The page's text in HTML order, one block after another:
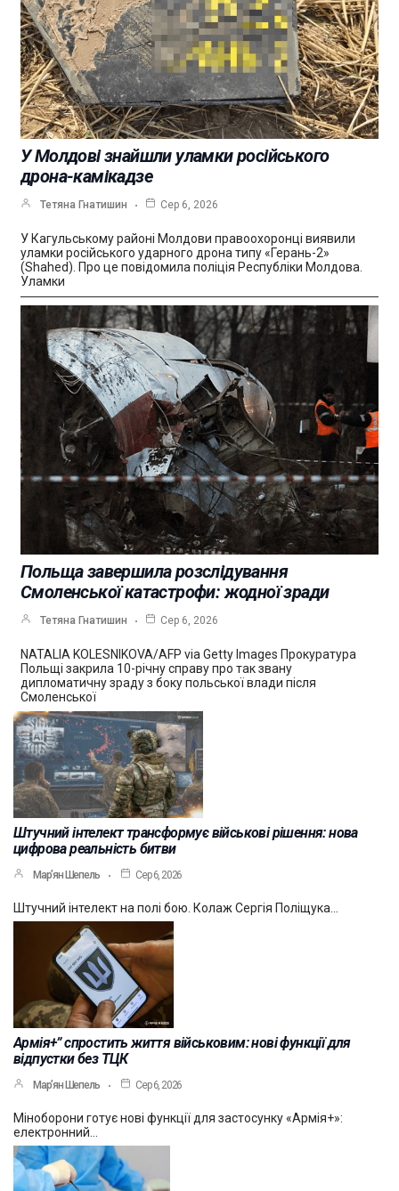
У Молдові знайшли уламки російського
дрона-камікадзе
Тетяна Гнатишин Сер 6, 2026
У Кагульському районі Молдови правоохоронці виявили
уламки російського ударного дрона типу «Герань-2»
(Shahed). Про це повідомила поліція Республіки Молдова.
Уламки
Польща завершила розслідування
Смоленської катастрофи: жодної зради
Тетяна Гнатишин Сер 6, 2026
NATALIA KOLESNIKOVA/AFP via Getty Images Прокуратура
Польщі закрила 10-річну справу про так звану
дипломатичну зраду з боку польської влади після
Смоленської
Штучний інтелект трансформує військові рішення: нова
цифрова реальність битви
Мар’ян Шепель Сер 6, 2026
Штучний інтелект на полі бою. Колаж Сергія Поліщука…
Армія+” спростить життя військовим: нові функції для
відпустки без ТЦК
Мар’ян Шепель Сер 6, 2026
Міноборони готує нові функції для застосунку «Армія+»:
електронний…